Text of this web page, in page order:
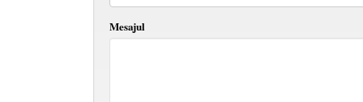
Mesajul